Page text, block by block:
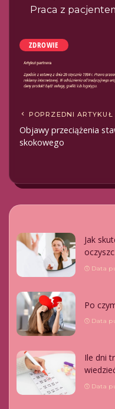
Praca z
ZDROWIE
POPRZEDNI ARTYKUŁ
Objawy przeciążenia
skokowego
Jak
Data
Po
Data
Ile dni
Data